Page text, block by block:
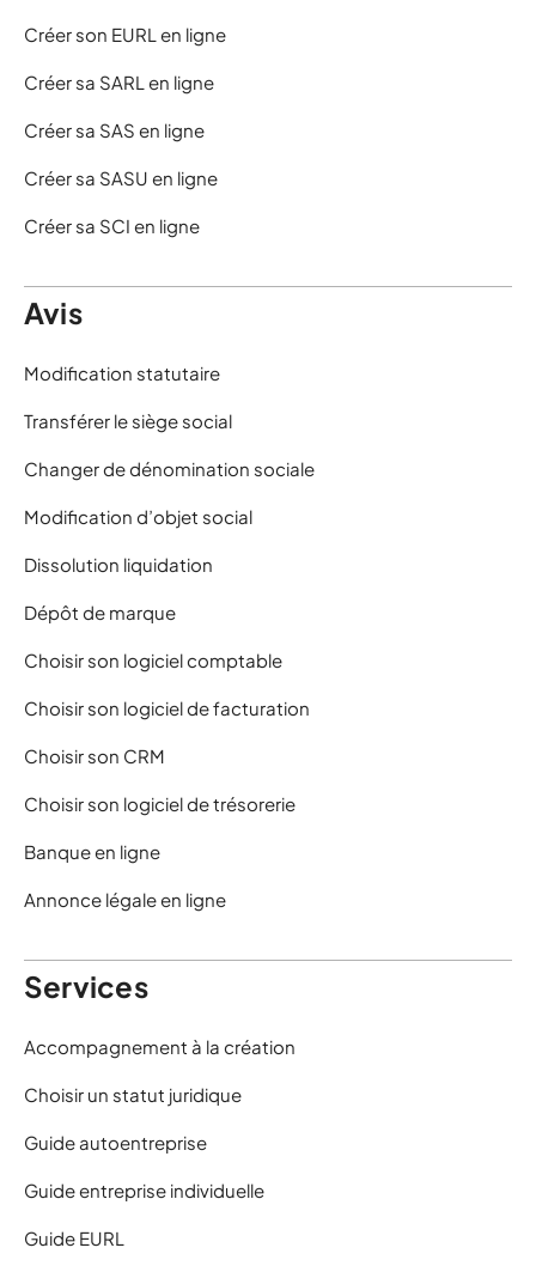
Créer son EURL en ligne
Créer sa SARL en ligne
Créer sa SAS en ligne
Créer sa SASU en ligne
Créer sa SCI en ligne
Avis
Modification statutaire
Transférer le siège social
Changer de dénomination sociale
Modification d’objet social
Dissolution liquidation
Dépôt de marque
Choisir son logiciel comptable
Choisir son logiciel de facturation
Choisir son CRM
Choisir son logiciel de trésorerie
Banque en ligne
Annonce légale en ligne
Services
Accompagnement à la création
Choisir un statut juridique
Guide autoentreprise
Guide entreprise individuelle
Guide EURL